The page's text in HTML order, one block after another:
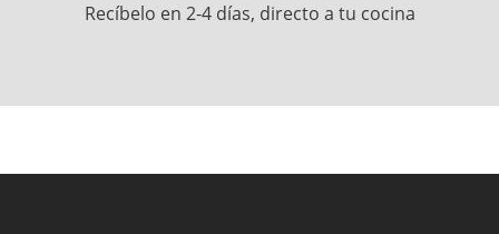
Recíbelo en 2-4 días, directo a tu cocina